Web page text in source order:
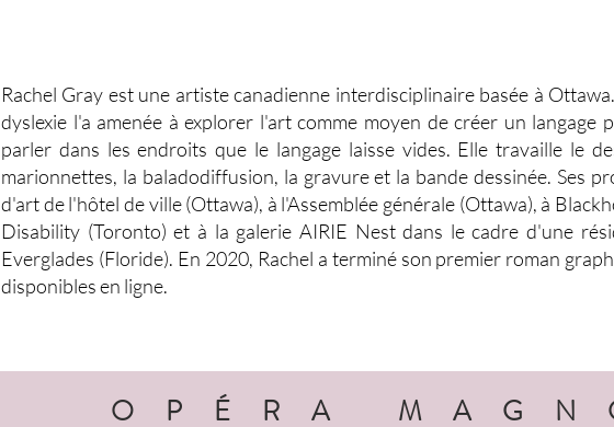
Rachel Gray est une artiste canadienne interdisciplinaire basée à
dyslexie l'a amenée à explorer l'art comme moyen de créer un langage
parler dans les endroits que le langage laisse vides. Elle travaille le
marionnettes, la baladodiffusion, la gravure et la bande dessinée. Ses
d'art de l'hôtel de ville (Ottawa), à l'Assemblée générale (Ottawa), à
Disability (Toronto) et à la galerie AIRIE Nest dans le cadre d'une
Everglades (Floride). En 2020, Rachel a terminé son premier roman
disponibles en ligne.
OPÉRA